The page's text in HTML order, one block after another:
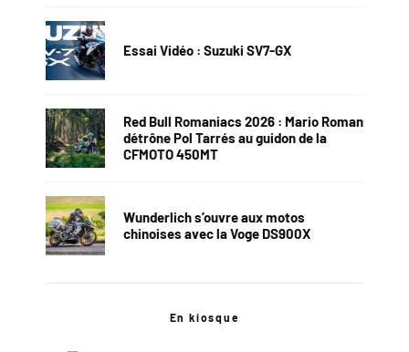
Essai Vidéo : Suzuki SV7-GX
Red Bull Romaniacs 2026 : Mario Roman
détrône Pol Tarrés au guidon de la
CFMOTO 450MT
Wunderlich s’ouvre aux motos
chinoises avec la Voge DS900X
En kiosque